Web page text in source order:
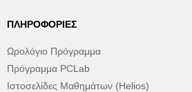
ΠΛΗΡΟΦΟΡΊΕΣ
Ωρολόγιο Πρόγραμμα
Πρόγραμμα PCLab
Ιστοσελίδες Μαθημάτων (Helios)